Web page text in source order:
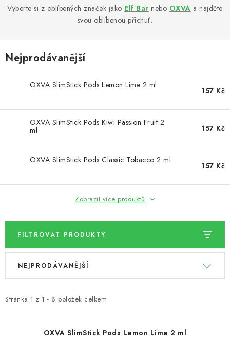
Vyberte si z oblíbených značek jako Elf Bar nebo OXVA a najděte
svou oblíbenou příchuť.
Nejprodávanější
OXVA SlimStick Pods Lemon Lime 2 ml
157 Kč
OXVA SlimStick Pods Kiwi Passion Fruit 2
ml
157 Kč
OXVA SlimStick Pods Classic Tobacco 2 ml
157 Kč
Zobrazit více produktů
FILTROVAT PRODUKTY
V
i
Stránka 1 z 1 - 8 položek celkem
Ř
e
NEJPRODÁVANĚJŠÍ
OXVA SlimStick Pods Lemon Lime 2 ml